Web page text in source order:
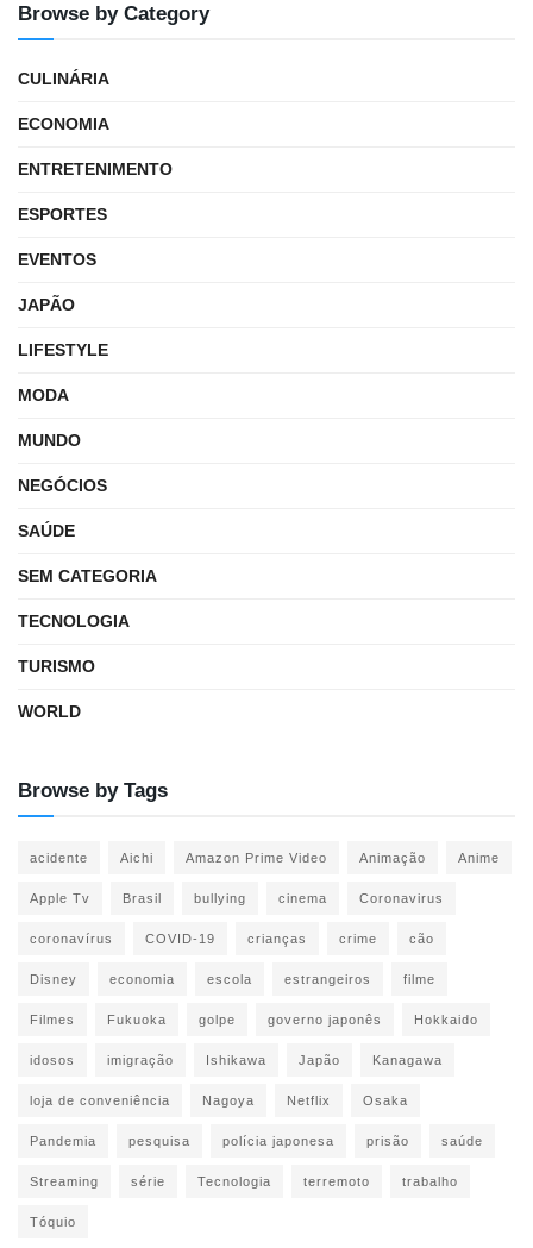
Browse by Category
CULINÁRIA
ECONOMIA
ENTRETENIMENTO
ESPORTES
EVENTOS
JAPÃO
LIFESTYLE
MODA
MUNDO
NEGÓCIOS
SAÚDE
SEM CATEGORIA
TECNOLOGIA
TURISMO
WORLD
Browse by Tags
acidente Aichi Amazon Prime Video Animação Anime
Apple Tv Brasil bullying cinema Coronavirus
coronavírus COVID-19 crianças crime cão
Disney economia escola estrangeiros filme
Filmes Fukuoka golpe governo japonês Hokkaido
idosos imigração Ishikawa Japão Kanagawa
loja de conveniência Nagoya Netflix Osaka
Pandemia pesquisa polícia japonesa prisão saúde
Streaming série Tecnologia terremoto trabalho
Tóquio